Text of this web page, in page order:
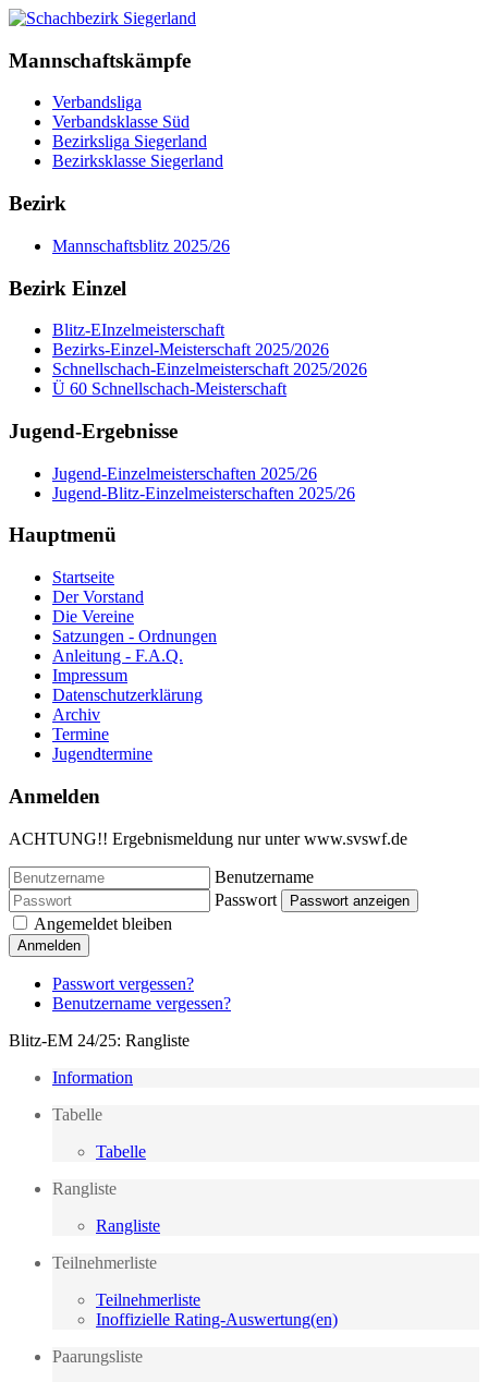
Mannschaftskämpfe
Verbandsliga
Verbandsklasse Süd
Bezirksliga Siegerland
Bezirksklasse Siegerland
Bezirk
Mannschaftsblitz 2025/26
Bezirk Einzel
Blitz-EInzelmeisterschaft
Bezirks-Einzel-Meisterschaft 2025/2026
Schnellschach-Einzelmeisterschaft 2025/2026
Ü 60 Schnellschach-Meisterschaft
Jugend-Ergebnisse
Jugend-Einzelmeisterschaften 2025/26
Jugend-Blitz-Einzelmeisterschaften 2025/26
Hauptmenü
Startseite
Der Vorstand
Die Vereine
Satzungen - Ordnungen
Anleitung - F.A.Q.
Impressum
Datenschutzerklärung
Archiv
Termine
Jugendtermine
Anmelden
ACHTUNG!! Ergebnismeldung nur unter www.svswf.de
Benutzername
Passwort
Passwort anzeigen
Angemeldet bleiben
Anmelden
Passwort vergessen?
Benutzername vergessen?
Blitz-EM 24/25: Rangliste
Information
Tabelle
Tabelle
Rangliste
Rangliste
Teilnehmerliste
Teilnehmerliste
Inoffizielle Rating-Auswertung(en)
Paarungsliste